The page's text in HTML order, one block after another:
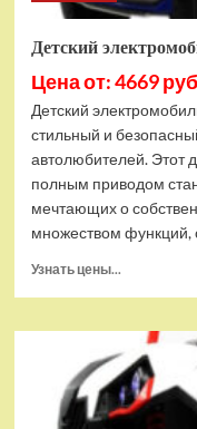
Детский
Цена от: 4669
Детский
стильный и
автолюбителей. Этот
полным приводом
мечтающих о
множеством
Узнать цены...
Детский
RiverToys
K999PX
белый